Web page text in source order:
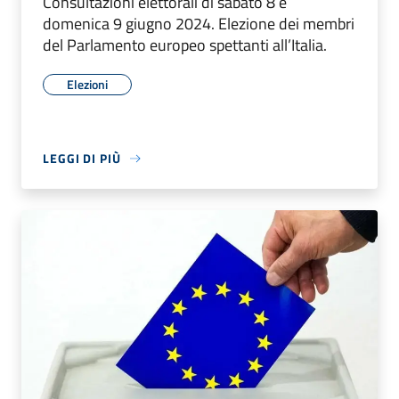
domenica 9 giugno 2024. Elezione dei membri
del Parlamento europeo spettanti all’Italia.
Elezioni
LEGGI DI PIÙ